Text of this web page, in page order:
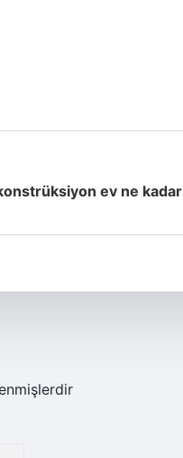
ev ne kadar